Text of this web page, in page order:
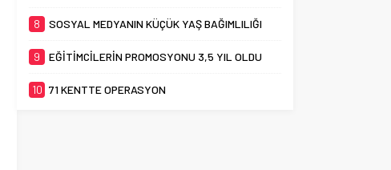
8 SOSYAL MEDYANIN KÜÇÜK YAŞ BAĞIMLILIĞI
9 EĞİTİMCİLERİN PROMOSYONU 3,5 YIL OLDU
10 71 KENTTE OPERASYON